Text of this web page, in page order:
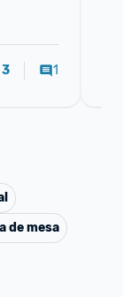
3 1
de mesa